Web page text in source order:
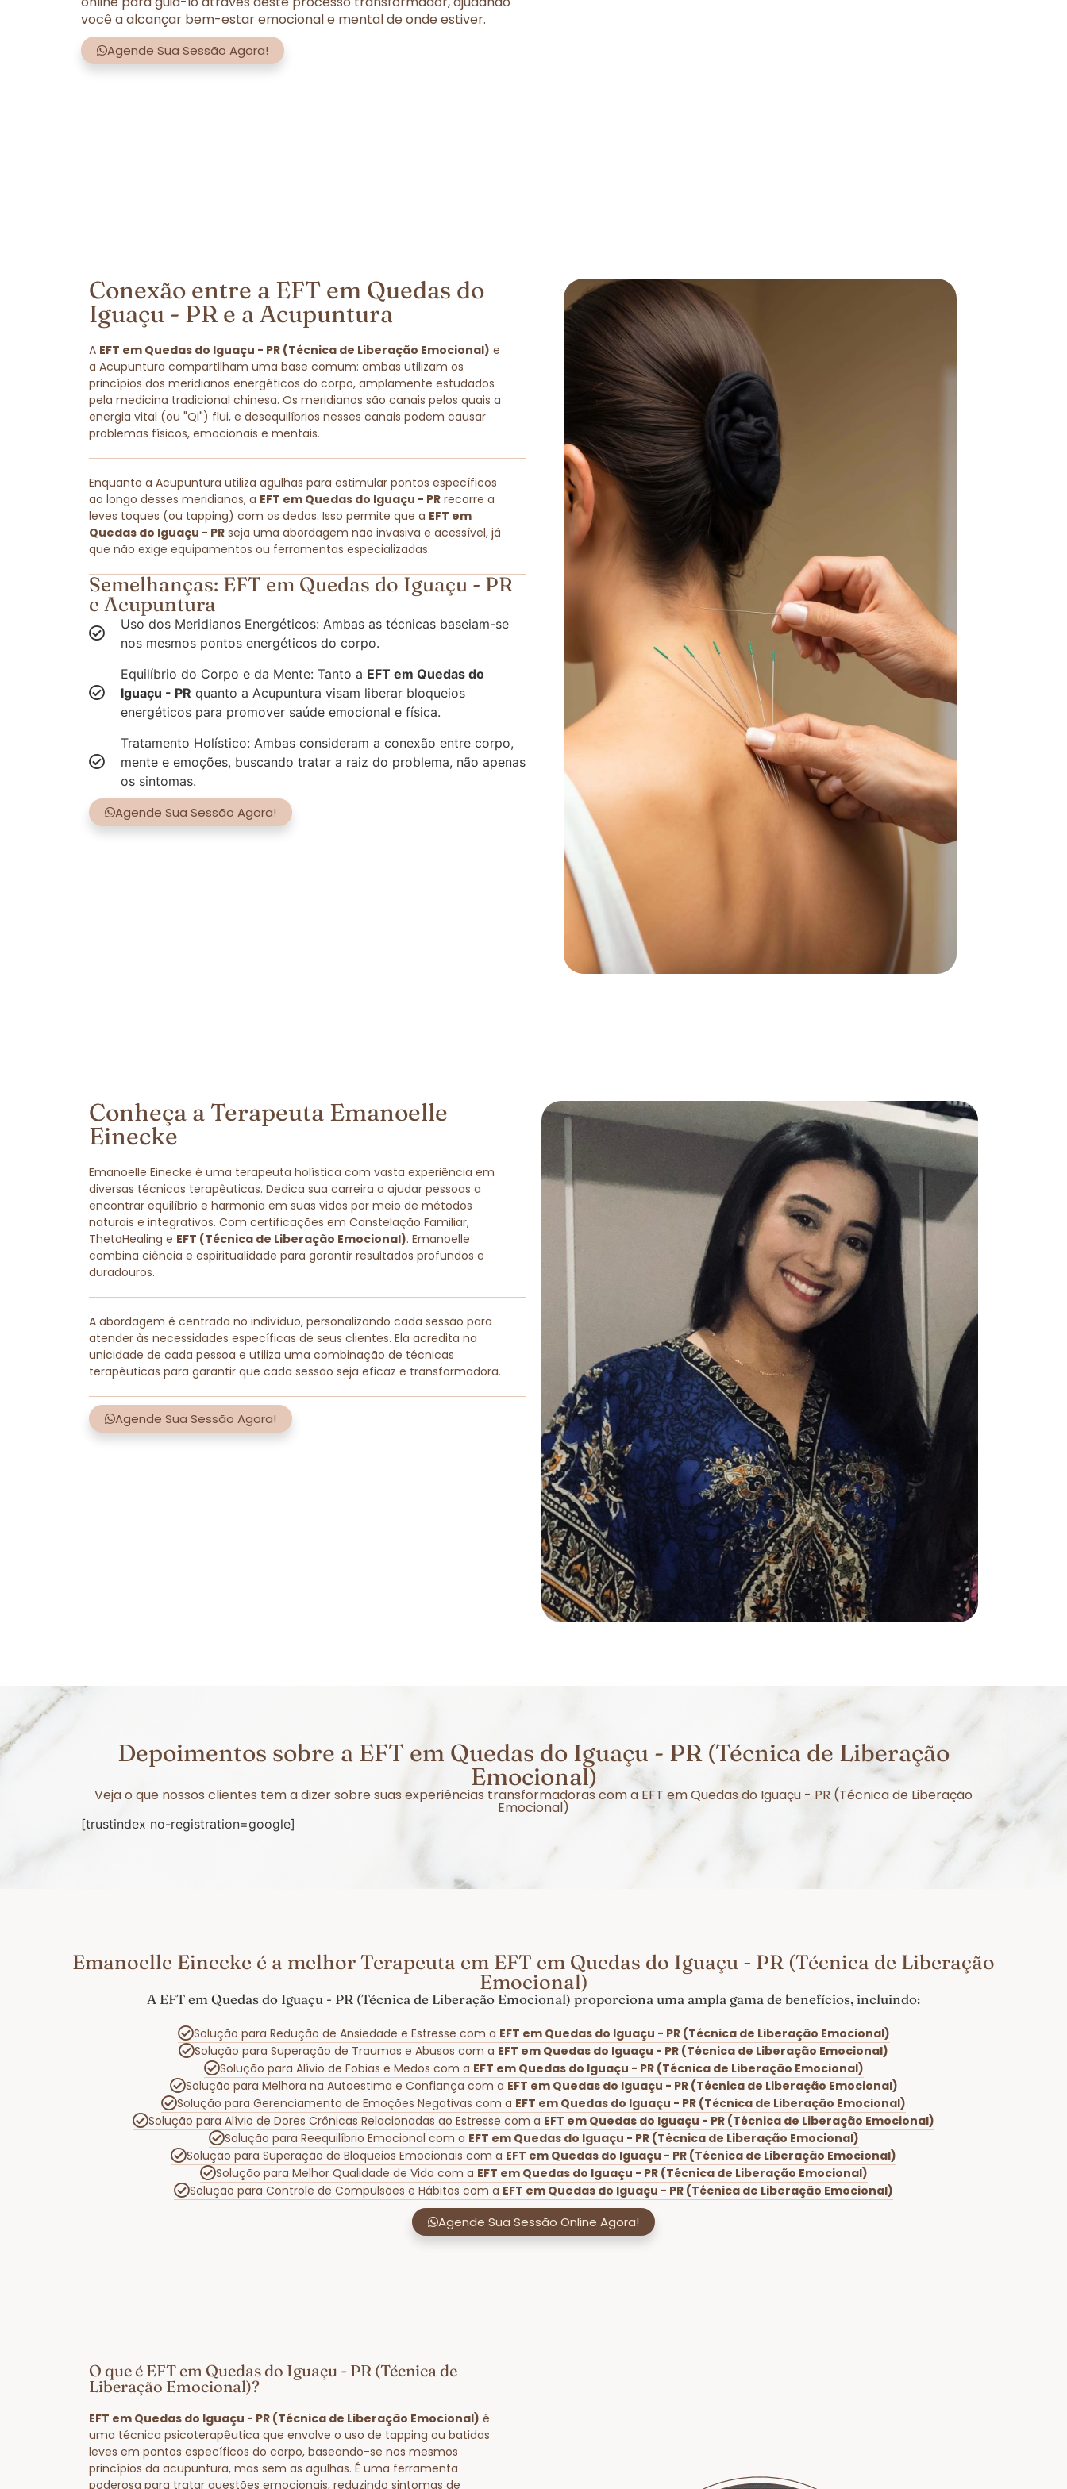
você a alcançar bem-estar emocional e mental de onde estiver.
Agende Sua Sessão Agora!
Conexão entre a EFT em Quedas do
Iguaçu - PR e a Acupuntura
A EFT em Quedas do Iguaçu - PR (Técnica de Liberação Emocional) e
a Acupuntura compartilham uma base comum: ambas utilizam os
princípios dos meridianos energéticos do corpo, amplamente estudados
pela medicina tradicional chinesa. Os meridianos são canais pelos quais a
energia vital (ou "Qi") flui, e desequilíbrios nesses canais podem causar
problemas físicos, emocionais e mentais.
Enquanto a Acupuntura utiliza agulhas para estimular pontos específicos
ao longo desses meridianos, a EFT em Quedas do Iguaçu - PR recorre a
leves toques (ou tapping) com os dedos. Isso permite que a EFT em
Quedas do Iguaçu - PR seja uma abordagem não invasiva e acessível, já
que não exige equipamentos ou ferramentas especializadas.
Semelhanças: EFT em Quedas do Iguaçu - PR
e Acupuntura
Uso dos Meridianos Energéticos: Ambas as técnicas baseiam-se
nos mesmos pontos energéticos do corpo.
Equilíbrio do Corpo e da Mente: Tanto a EFT em Quedas do
Iguaçu - PR quanto a Acupuntura visam liberar bloqueios
energéticos para promover saúde emocional e física.
Tratamento Holístico: Ambas consideram a conexão entre corpo,
mente e emoções, buscando tratar a raiz do problema, não apenas
os sintomas.
Agende Sua Sessão Agora!
Conheça a Terapeuta Emanoelle
Einecke
Emanoelle Einecke é uma terapeuta holística com vasta experiência em
diversas técnicas terapêuticas. Dedica sua carreira a ajudar pessoas a
encontrar equilíbrio e harmonia em suas vidas por meio de métodos
naturais e integrativos. Com certificações em Constelação Familiar,
ThetaHealing e EFT (Técnica de Liberação Emocional). Emanoelle
combina ciência e espiritualidade para garantir resultados profundos e
duradouros.
A abordagem é centrada no indivíduo, personalizando cada sessão para
atender às necessidades específicas de seus clientes. Ela acredita na
unicidade de cada pessoa e utiliza uma combinação de técnicas
terapêuticas para garantir que cada sessão seja eficaz e transformadora.
Agende Sua Sessão Agora!
Depoimentos sobre a EFT em Quedas do Iguaçu - PR (Técnica de Liberação
Emocional)
Veja o que nossos clientes tem a dizer sobre suas experiências transformadoras com a EFT em Quedas do Iguaçu - PR (Técnica de Liberação
Emocional)
[trustindex no-registration=google]
Emanoelle Einecke é a melhor Terapeuta em EFT em Quedas do Iguaçu - PR (Técnica de Liberação
Emocional)
A EFT em Quedas do Iguaçu - PR (Técnica de Liberação Emocional) proporciona uma ampla gama de benefícios, incluindo:
Solução para Redução de Ansiedade e Estresse com a EFT em Quedas do Iguaçu - PR (Técnica de Liberação Emocional)
Solução para Superação de Traumas e Abusos com a EFT em Quedas do Iguaçu - PR (Técnica de Liberação Emocional)
Solução para Alívio de Fobias e Medos com a EFT em Quedas do Iguaçu - PR (Técnica de Liberação Emocional)
Solução para Melhora na Autoestima e Confiança com a EFT em Quedas do Iguaçu - PR (Técnica de Liberação Emocional)
Solução para Gerenciamento de Emoções Negativas com a EFT em Quedas do Iguaçu - PR (Técnica de Liberação Emocional)
Solução para Alívio de Dores Crônicas Relacionadas ao Estresse com a EFT em Quedas do Iguaçu - PR (Técnica de Liberação Emocional)
Solução para Reequilíbrio Emocional com a EFT em Quedas do Iguaçu - PR (Técnica de Liberação Emocional)
Solução para Superação de Bloqueios Emocionais com a EFT em Quedas do Iguaçu - PR (Técnica de Liberação Emocional)
Solução para Melhor Qualidade de Vida com a EFT em Quedas do Iguaçu - PR (Técnica de Liberação Emocional)
Solução para Controle de Compulsões e Hábitos com a EFT em Quedas do Iguaçu - PR (Técnica de Liberação Emocional)
Agende Sua Sessão Online Agora!
O que é EFT em Quedas do Iguaçu - PR (Técnica de
Liberação Emocional)?
EFT em Quedas do Iguaçu - PR (Técnica de Liberação Emocional) é
uma técnica psicoterapêutica que envolve o uso de tapping ou batidas
leves em pontos específicos do corpo, baseando-se nos mesmos
princípios da acupuntura, mas sem as agulhas. É uma ferramenta
poderosa para tratar questões emocionais, reduzindo sintomas de